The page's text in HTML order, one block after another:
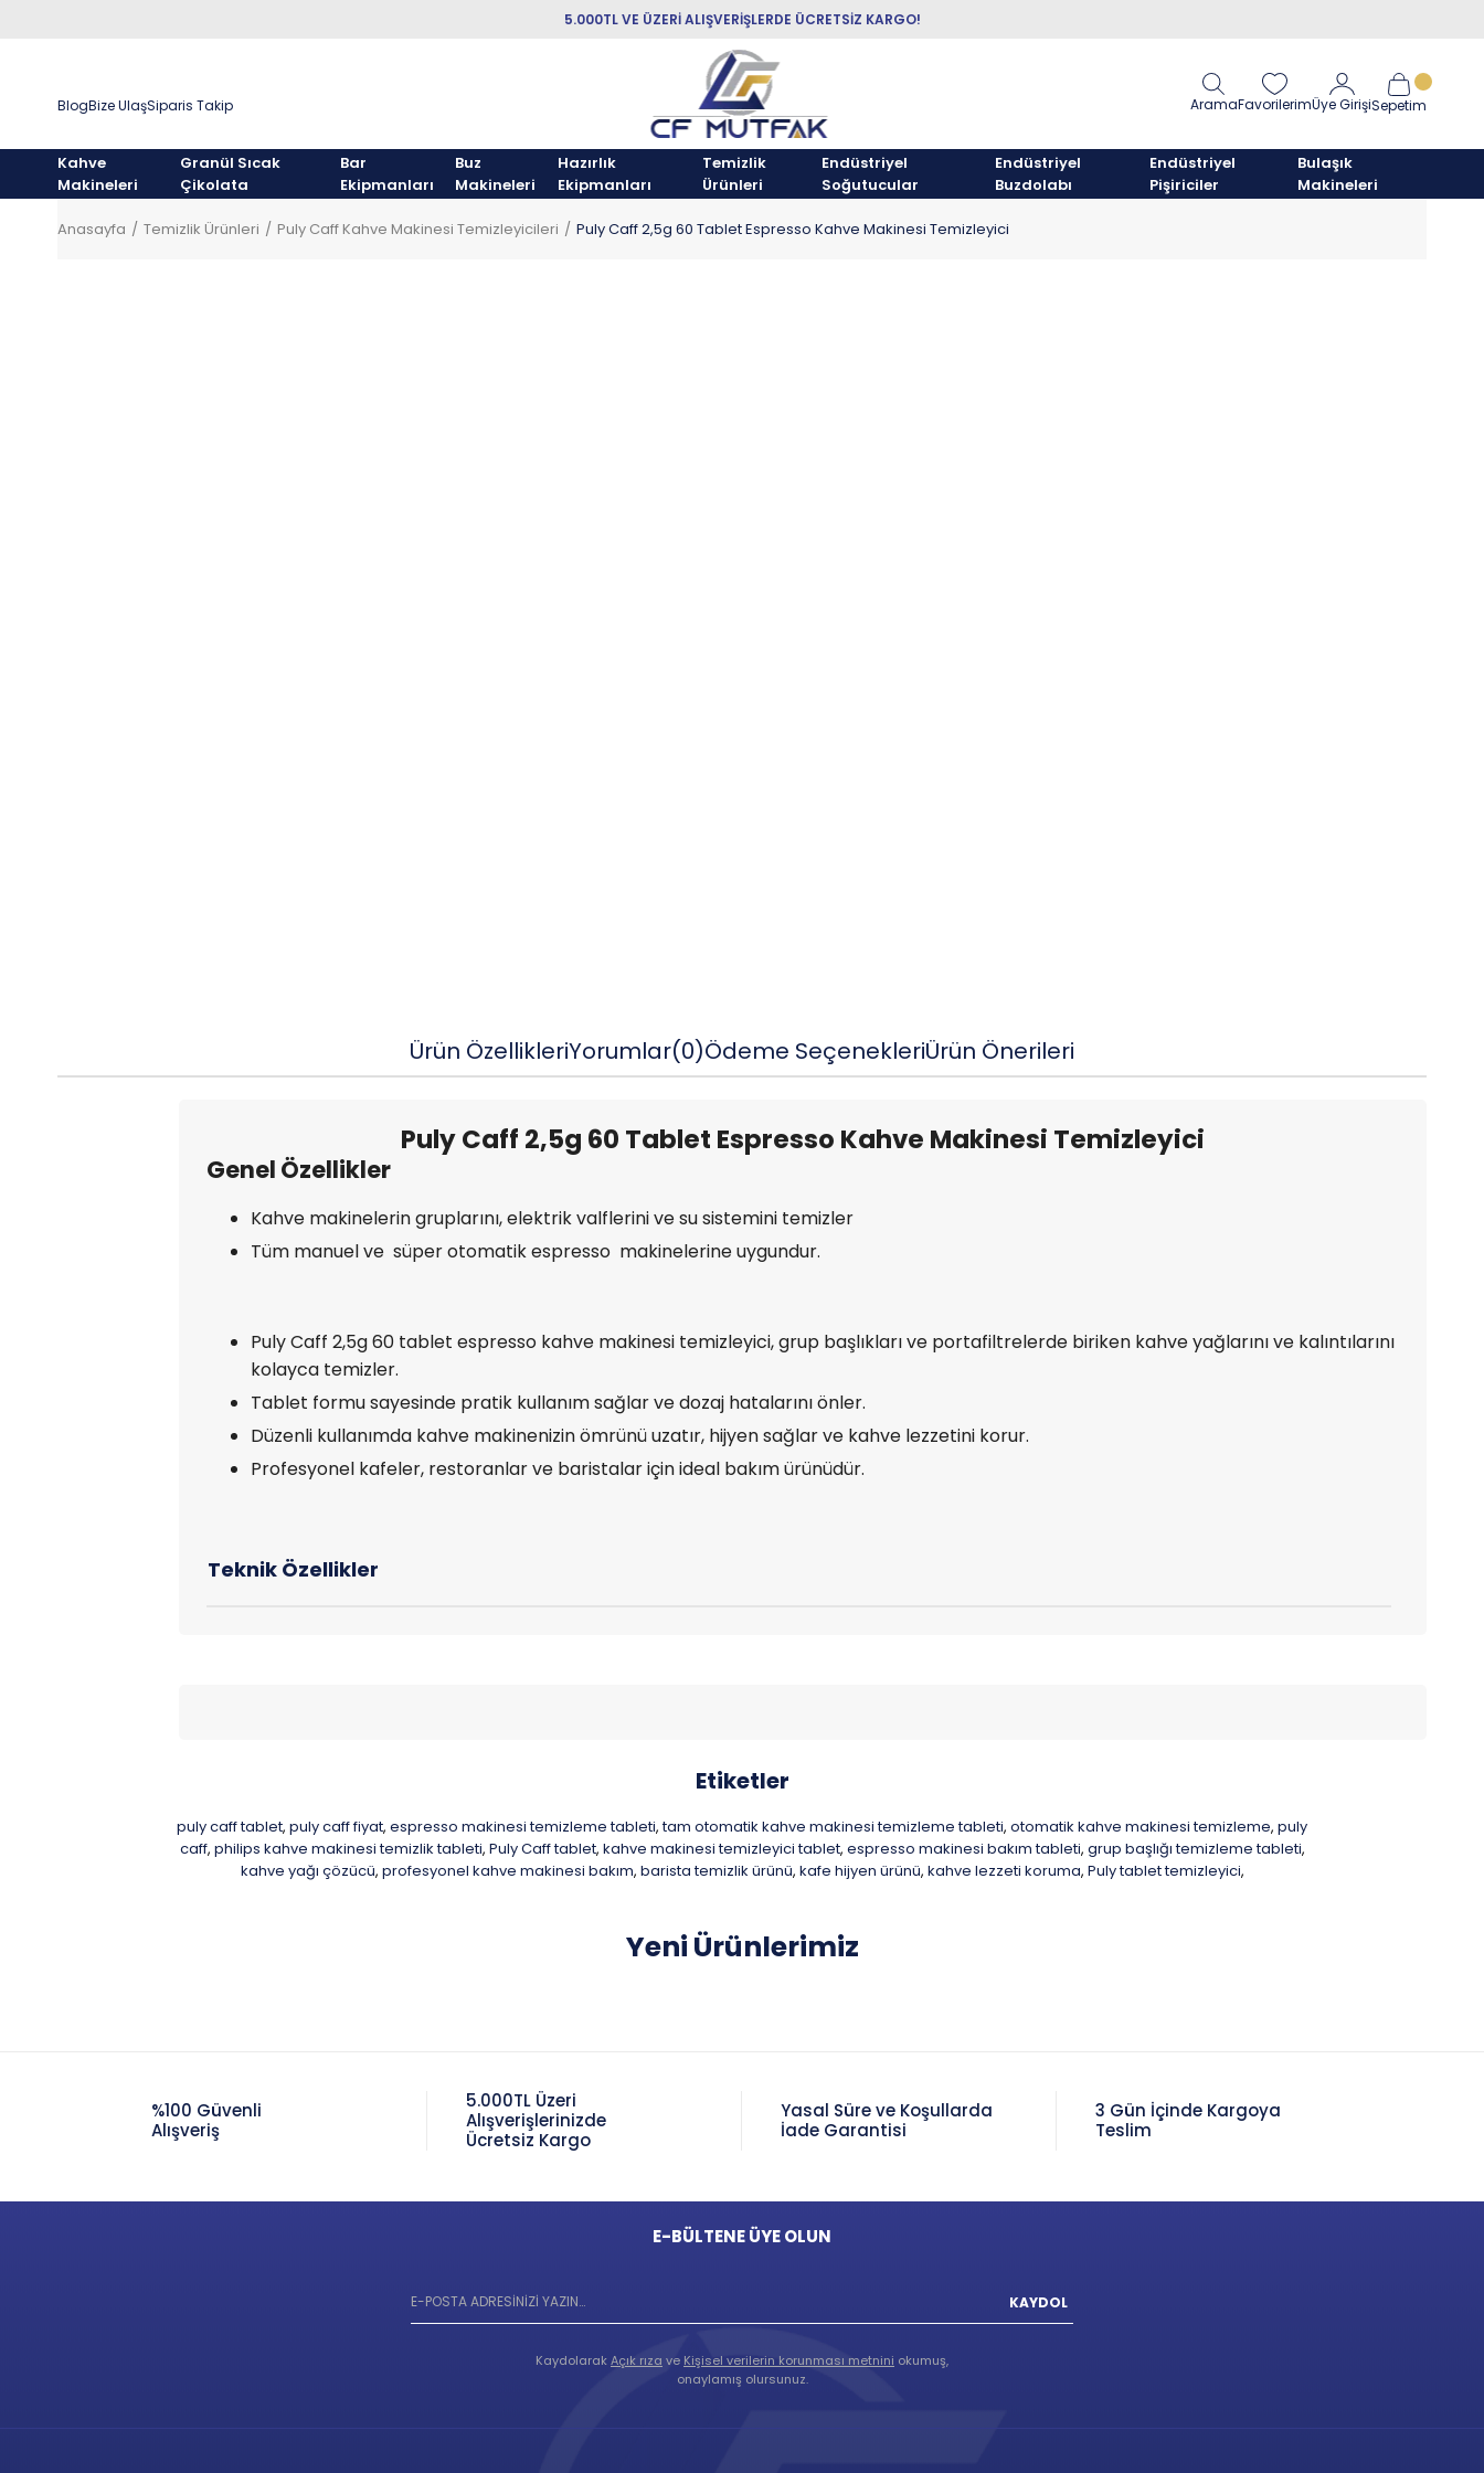
5.000TL VE ÜZERİ ALIŞVERİŞLERDE ÜCRETSİZ KARGO!
BlogBize UlaşSiparis Takip AramaFavorilerimÜye GirişiSepetim
Kahve
Makineleri
Granül Sıcak
Çikolata
Bar
Ekipmanları
Buz
Makineleri
Hazırlık
Ekipmanları
Temizlik
Ürünleri
Endüstriyel
Soğutucular
Endüstriyel
Buzdolabı
Endüstriyel
Pişiriciler
Bulaşık
Makineleri
Anasayfa Temizlik Ürünleri Puly Caff Kahve Makinesi Temizleyicileri Puly Caff 2,5g 60 Tablet Espresso Kahve Makinesi Temizleyici
Ürün ÖzellikleriYorumlar(0)Ödeme SeçenekleriÜrün Önerileri
Puly Caff 2,5g 60 Tablet Espresso Kahve Makinesi Temizleyici
Genel Özellikler
Kahve makinelerin gruplarını, elektrik valflerini ve su sistemini temizler
Tüm manuel ve süper otomatik espresso makinelerine uygundur.
Puly Caff 2,5g 60 tablet espresso kahve makinesi temizleyici, grup başlıkları ve portafiltrelerde biriken kahve yağlarını ve kalıntılarını
kolayca temizler.
Tablet formu sayesinde pratik kullanım sağlar ve dozaj hatalarını önler.
Düzenli kullanımda kahve makinenizin ömrünü uzatır, hijyen sağlar ve kahve lezzetini korur.
Profesyonel kafeler, restoranlar ve baristalar için ideal bakım ürünüdür.
Etiketler
puly caff tablet, puly caff fiyat, espresso makinesi temizleme tableti, tam otomatik kahve makinesi temizleme tableti, otomatik kahve makinesi temizleme, puly
caff, philips kahve makinesi temizlik tableti, Puly Caff tablet, kahve makinesi temizleyici tablet, espresso makinesi bakım tableti, grup başlığı temizleme tableti,
kahve yağı çözücü, profesyonel kahve makinesi bakım, barista temizlik ürünü, kafe hijyen ürünü, kahve lezzeti koruma, Puly tablet temizleyici,
Yeni Ürünlerimiz
%100 Güvenli
Alışveriş
5.000TL Üzeri
Alışverişlerinizde
Ücretsiz Kargo
Yasal Süre ve Koşullarda
İade Garantisi
3 Gün İçinde Kargoya
Teslim
E-BÜLTENE ÜYE OLUN
KAYDOL
KaydolarakAçık rıza ve Kişisel verilerin korunması metnini okumuş,
onaylamış olursunuz.